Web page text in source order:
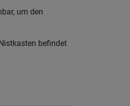
um den
befindet